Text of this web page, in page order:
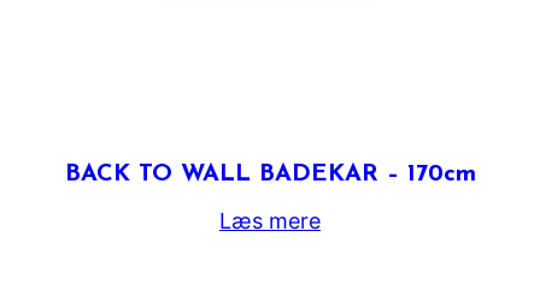
BACK TO WALL BADEKAR – 170cm
Læs mere